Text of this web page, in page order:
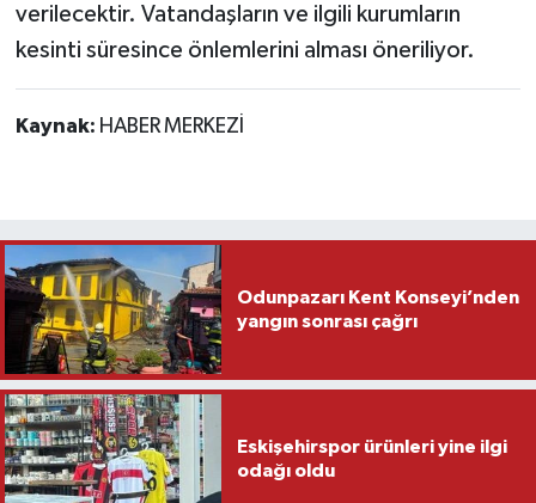
verilecektir. Vatandaşların ve ilgili kurumların
kesinti süresince önlemlerini alması öneriliyor.
Kaynak: HABER MERKEZİ
Odunpazarı Kent Konseyi’nden
yangın sonrası çağrı
Eskişehirspor ürünleri yine ilgi
odağı oldu